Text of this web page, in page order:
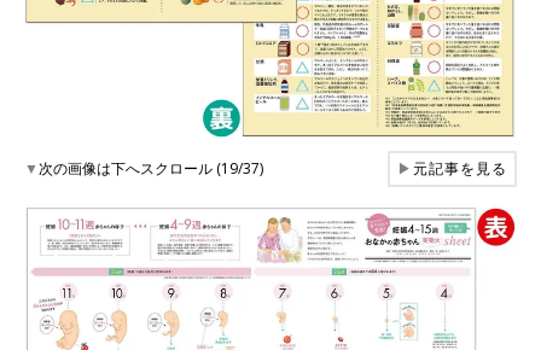
▼次の画像は下へスクロール (19/37) ▶元記事を見る